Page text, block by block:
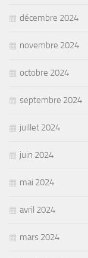
décembre 2024
novembre 2024
octobre 2024
septembre 2024
juillet 2024
juin 2024
mai 2024
avril 2024
mars 2024